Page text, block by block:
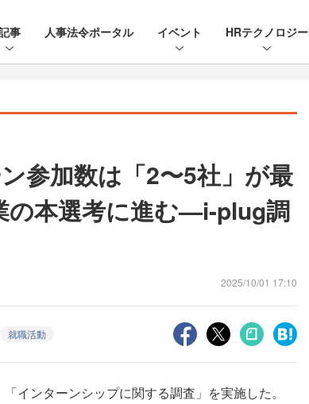
事 人事法令ポータル イベント HRテクノロジー
参加数は「2〜5社」が最
本選考に進む—i-plug調
2025/10/01 17:10
就職活動
ンターンシップに関する調査」を実施した。